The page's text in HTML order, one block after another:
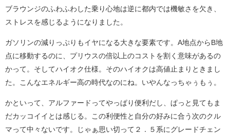
ブラウンジのふわふわした乗り心地は逆に都内では機敏さを欠き、
ストレスを感じるようになりました。
ガソリンの減りっぷりもイヤになる大きな要素です。A地点からB地
点に移動するのに、プリウスの倍以上のコストを割く意味があるの
かって。そしてハイオク仕様。そのハイオクは高値止まりときまし
た。こんなエネルギー高の時代なのにね。いやんなっちゃぅもぅ。
かといって、アルファードってやっぱり便利だし、ぱっと見てもま
だカッコイイとは感じる。この利便性と自分の好みに合う次のクル
マって中々ないです。じゃぁ思い切って２．５系にグレードチェン